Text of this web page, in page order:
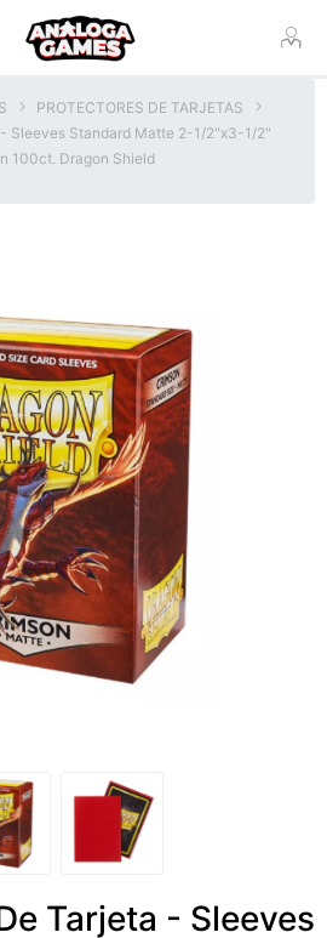
PROTECTORES DE TARJETAS
Sleeves Standard Matte 2-1/2"x3-1/2"
100ct. Dragon Shield
Tarjeta - Sleeves